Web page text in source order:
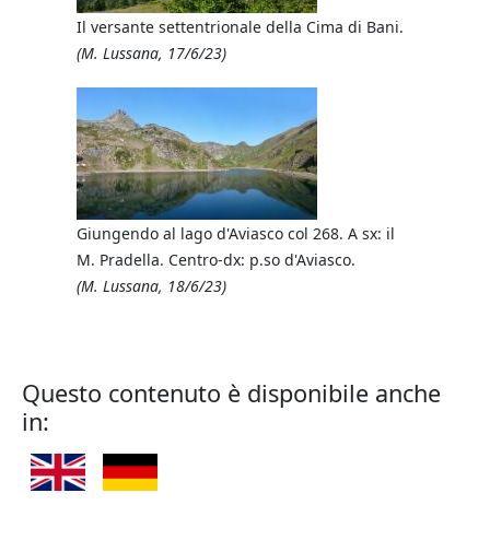
Il versante settentrionale della Cima di Bani.
(M. Lussana, 17/6/23)
Giungendo al lago d'Aviasco col 268. A sx: il
M. Pradella. Centro-dx: p.so d'Aviasco.
(M. Lussana, 18/6/23)
Questo contenuto è disponibile anche
in: